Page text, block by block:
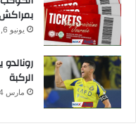
يونيو 6, 2026
الركبة
مارس 24, 2026